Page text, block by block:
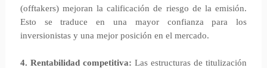
(offtakers) mejoran la calificación de riesgo de la emisión.
Esto se traduce en una mayor confianza para los
inversionistas y una mejor posición en el mercado.
4. Rentabilidad competitiva: Las estructuras de titulización